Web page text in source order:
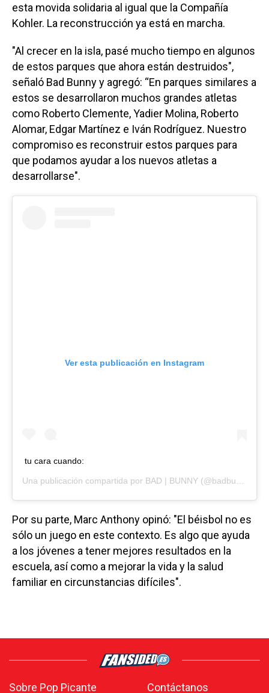
esta movida solidaria al igual que la Compañía
Kohler. La reconstrucción ya está en marcha.
"Al crecer en la isla, pasé mucho tiempo en algunos
de estos parques que ahora están destruidos",
señaló Bad Bunny y agregó: “En parques similares a
estos se desarrollaron muchos grandes atletas
como Roberto Clemente, Yadier Molina, Roberto
Alomar, Edgar Martínez e Iván Rodríguez. Nuestro
compromiso es reconstruir estos parques para
que podamos ayudar a los nuevos atletas a
desarrollarse".
Ver esta publicación en Instagram
tu cara cuando:
Una publicación compartida por BAD | BUNNY (@badbunnypr) el
Por su parte, Marc Anthony opinó: "El béisbol no es
sólo un juego en este contexto. Es algo que ayuda
a los jóvenes a tener mejores resultados en la
escuela, así como a mejorar la vida y la salud
familiar en circunstancias difíciles".
Sobre Pop Picante Contáctanos